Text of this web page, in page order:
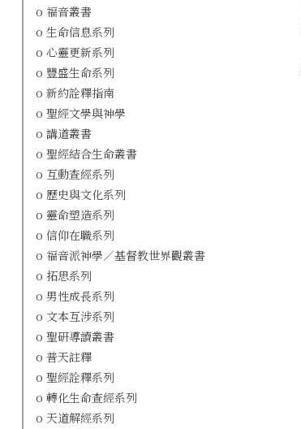
o 福音叢書
o 生命信息系列
o 心靈更新系列
o 豐盛生命系列
o 新約詮釋指南
o 聖經文學與神學
o 講道叢書
o 聖經結合生命叢書
o 互動查經系列
o 歷史與文化系列
o 靈命塑造系列
o 信仰在職系列
o 福音派神學／基督教世界觀叢書
o 拓思系列
o 男性成長系列
o 文本互涉系列
o 聖研導讀叢書
o 普天註釋
o 聖經詮釋系列
o 轉化生命查經系列
o 天道解經系列